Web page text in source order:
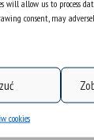
will allow us to process
consent, may
cookies